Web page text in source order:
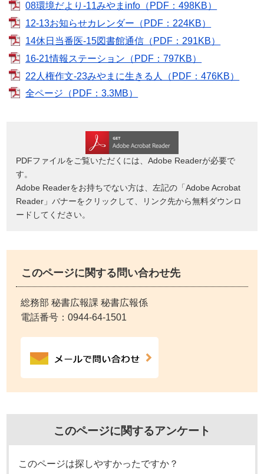
08環境だより-11みやまinfo（PDF：498KB）
12-13お知らせカレンダー（PDF：224KB）
14休日当番医-15図書館通信（PDF：291KB）
16-21情報ステーション（PDF：797KB）
22人権作文-23みやまに生きる人（PDF：476KB）
全ページ（PDF：3.3MB）
PDFファイルをご覧いただくには、Adobe Readerが必要で
す。
Adobe Readerをお持ちでない方は、左記の「Adobe Acrobat
Reader」バナーをクリックして、リンク先から無料ダウンロ
ードしてください。
このページに関する問い合わせ先
総務部 秘書広報課 秘書広報係
電話番号：0944-64-1501
このページに関するアンケート
このページは探しやすかったですか？